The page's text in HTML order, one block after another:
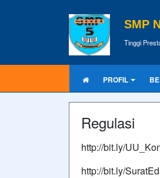
SMP
Tinggi
PROFIL
Regulasi
http://bit.ly/
http://bit.ly/